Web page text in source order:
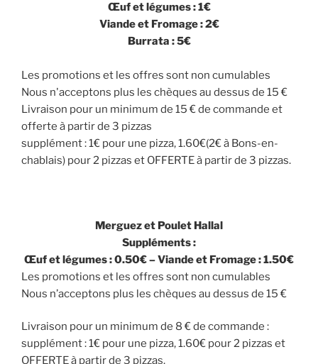
Œuf et légumes : 1€
Viande et Fromage : 2€
Burrata : 5€
Les promotions et les offres sont non cumulables
Nous n'acceptons plus les chèques au dessus de 15 €
Livraison pour un minimum de 15 € de commande et
offerte à partir de 3 pizzas
supplément : 1€ pour une pizza, 1.60€(2€ à Bons-en-
chablais) pour 2 pizzas et OFFERTE à partir de 3 pizzas.
Merguez et Poulet Hallal
Suppléments :
Œuf et légumes : 0.50€ – Viande et Fromage : 1.50€
Les promotions et les offres sont non cumulables
Nous n’acceptons plus les chèques au dessus de 15 €
Livraison pour un minimum de 8 € de commande :
supplément : 1€ pour une pizza, 1.60€ pour 2 pizzas et
OFFERTE à partir de 3 pizzas.